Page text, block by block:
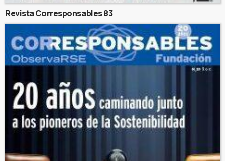
Revista Corresponsables 83